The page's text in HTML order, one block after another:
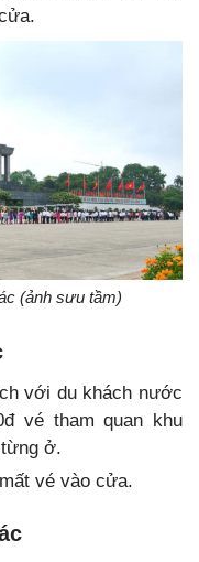
(ảnh sưu tầm)
với du khách nước
vé tham quan khu
ở.
vé vào cửa.